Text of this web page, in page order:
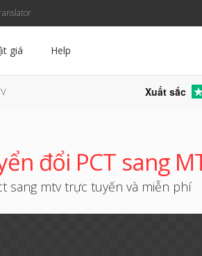
giá Help
Xuất sắc
đổi PCT sang
sang mtv trực tuyến và miễn phí